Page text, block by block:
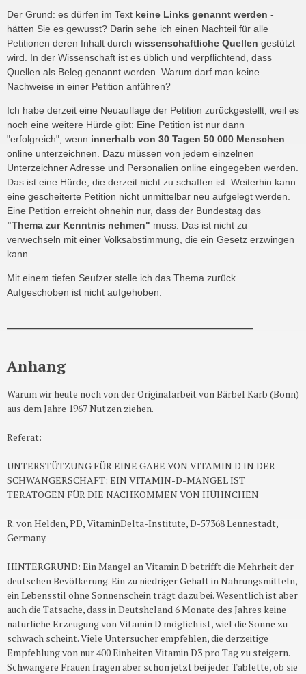
Der Grund: es dürfen im Text keine Links genannt werden -
hätten Sie es gewusst? Darin sehe ich einen Nachteil für alle
Petitionen deren Inhalt durch wissenschaftliche Quellen gestützt
wird. In der Wissenschaft ist es üblich und verpflichtend, dass
Quellen als Beleg genannt werden. Warum darf man keine
Nachweise in einer Petition anführen?
Ich habe derzeit eine Neuauflage der Petition zurückgestellt, weil es
noch eine weitere Hürde gibt: Eine Petition ist nur dann
"erfolgreich", wenn innerhalb von 30 Tagen 50 000 Menschen
online unterzeichnen. Dazu müssen von jedem einzelnen
Unterzeichner Adresse und Personalien online eingegeben werden.
Das ist eine Hürde, die derzeit nicht zu schaffen ist. Weiterhin kann
eine gescheiterte Petition nicht unmittelbar neu aufgelegt werden.
Eine Petition erreicht ohnehin nur, dass der Bundestag das
"Thema zur Kenntnis nehmen" muss. Das ist nicht zu
verwechseln mit einer Volksabstimmung, die ein Gesetz erzwingen
kann.
Mit einem tiefen Seufzer stelle ich das Thema zurück.
Aufgeschoben ist nicht aufgehoben.
Anhang
Warum wir heute noch von der Originalarbeit von Bärbel Karb (Bonn)
aus dem Jahre 1967 Nutzen ziehen.
Referat:
UNTERSTÜTZUNG FÜR EINE GABE VON VITAMIN D IN DER
SCHWANGERSCHAFT: EIN VITAMIN-D-MANGEL IST
TERATOGEN FÜR DIE NACHKOMMEN VON HÜHNCHEN
R. von Helden, PD, VitaminDelta-Institute, D-57368 Lennestadt,
Germany.
HINTERGRUND: Ein Mangel an Vitamin D betrifft die Mehrheit der
deutschen Bevölkerung. Ein zu niedriger Gehalt in Nahrungsmitteln,
ein Lebensstil ohne Sonnenschein trägt dazu bei. Wesentlich ist aber
auch die Tatsache, dass in Deutshcland 6 Monate des Jahres keine
natürliche Erzeugung von Vitamin D möglich ist, wiel die Sonne zu
schwach scheint. Viele Untersucher empfehlen, die derzeitige
Empfehlung von nur 400 Einheiten Vitamin D3 pro Tag zu steigern.
Schwangere Frauen fragen aber schon jetzt bei jeder Tablette, ob sie